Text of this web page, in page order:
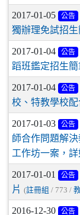
2017-01-05 公告
獨辦理免試招生
2017-01-04 公告
蹈班鑑定招生簡
2017-01-04 公告
校、特教學校
2017-01-03 公告
師合作問題解
工作坊一案，詳
2017-01-01 公告
片 (註冊組 / 773 /
2016-12-30 公告